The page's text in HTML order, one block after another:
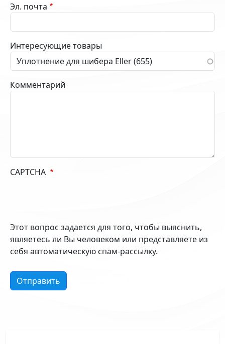
Эл. почта
Интересующие товары
Комментарий
CAPTCHA
Этот вопрос задается для того, чтобы выяснить,
являетесь ли Вы человеком или представляете из
себя автоматическую спам-рассылку.